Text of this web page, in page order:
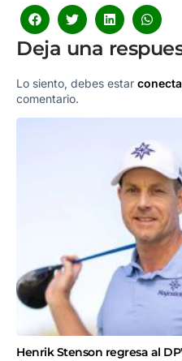
Deja una
Lo siento, debes estar
comentario.
Henrik Stenson regresa al